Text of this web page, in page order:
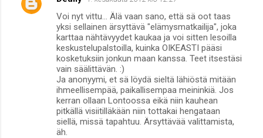
Voi nyt vittu... Älä vaan sano, että sä oot taas
yksi sellainen ärsyttävä "elämysmatkailija", joka
karttaa nähtävyydet kaukaa ja voi sitten lesoilla
keskustelupalstoilla, kuinka OIKEASTI pääsi
kosketuksiin jonkun maan kanssa. Teet itsestäsi
vain säälittävän. :)
Ja anonyymi, et sä löydä sieltä lähiöstä mitään
ihmeellisempää, paikallisempaa meininkiä. Jos
kerran ollaan Lontoossa eikä niin kauhean
pitkällä visiitilläkään niin tottakai hengataan
siellä, missä tapahtuu. Ärsyttävää valittamista,
äh.